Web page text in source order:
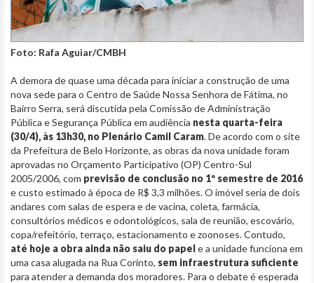
Foto: Rafa Aguiar/CMBH
A demora de quase uma década para iniciar a construção de uma
nova sede para o Centro de Saúde Nossa Senhora de Fátima, no
Bairro Serra, será discutida pela Comissão de Administração
Pública e Segurança Pública em audiência nesta quarta-feira
(30/4), às 13h30, no Plenário Camil Caram. De acordo com o site
da Prefeitura de Belo Horizonte, as obras da nova unidade foram
aprovadas no Orçamento Participativo (OP) Centro-Sul
2005/2006, com previsão de conclusão no 1º semestre de 2016
e custo estimado à época de R$ 3,3 milhões. O imóvel seria de dois
andares com salas de espera e de vacina, coleta, farmácia,
consultórios médicos e odontológicos, sala de reunião, escovário,
copa/refeitório, terraço, estacionamento e zoonoses. Contudo,
até hoje a obra ainda não saiu do papele a unidade funciona em
uma casa alugada na Rua Corinto, sem infraestrutura suficiente
para atender a demanda dos moradores. Para o debate é esperada